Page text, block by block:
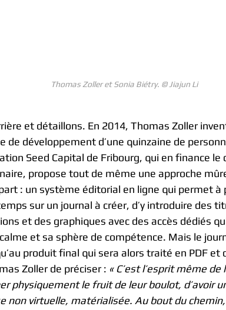
Thomas Zoller et Sonia Biétry. © Jiajun Li
et détaillons. En 2014, Thomas Zoller
de développement d’une quinzaine de
Seed Capital de Fribourg, qui en finance
propose tout de même une approche
: un système éditorial en ligne qui permet à
sur un journal à créer, d’y introduire des
et des graphiques avec des accès dédiés
et sa sphère de compétence. Mais le
produit final qui sera alors traité en PDF et
Zoller de préciser : « C’est l’esprit même
physiquement le fruit de leur boulot, d’avoir
non virtuelle, matérialisée. Au bout du